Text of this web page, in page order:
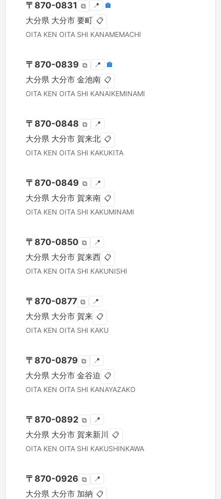
〒 870-0831 ⧉ 📍 🏣
大分県 大分市 要町 📋
OITA KEN OITA SHI KANAMEMACHI
〒 870-0839 ⧉ 📍 🏣
大分県 大分市 金池南 📋
OITA KEN OITA SHI KANAIKEMINAMI
〒 870-0848 ⧉ 📍
大分県 大分市 賀来北 📋
OITA KEN OITA SHI KAKUKITA
〒 870-0849 ⧉ 📍
大分県 大分市 賀来南 📋
OITA KEN OITA SHI KAKUMINAMI
〒 870-0850 ⧉ 📍
大分県 大分市 賀来西 📋
OITA KEN OITA SHI KAKUNISHI
〒 870-0877 ⧉ 📍
大分県 大分市 賀来 📋
OITA KEN OITA SHI KAKU
〒 870-0879 ⧉ 📍
大分県 大分市 金谷迫 📋
OITA KEN OITA SHI KANAYAZAKO
〒 870-0892 ⧉ 📍
大分県 大分市 賀来新川 📋
OITA KEN OITA SHI KAKUSHINKAWA
〒 870-0926 ⧉ 📍
大分県 大分市 加納 📋